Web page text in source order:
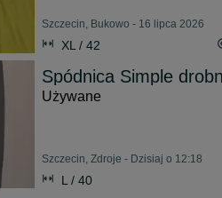
Szczecin, Bukowo - 16 lipca 2026
XL / 42
Spódnica Simple
Używane
Szczecin, Zdroje - Dzisiaj o 12:18
L / 40